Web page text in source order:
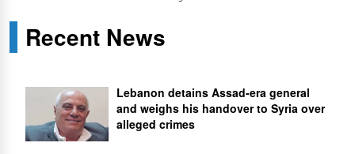
Recent News
Lebanon detains Assad-era general
and weighs his handover to Syria over
alleged crimes